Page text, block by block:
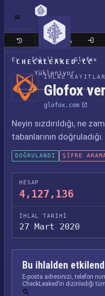
CHECKLEAKED.CC
Yükleniyor
Klasik site
Ev / İhlaller / Glofox
İHLAL
Glofox
glofox.com
Neyin sızdırıldığı, ne
tabanlarının doğruladığı.
DOĞRULANDI ŞIFRE
HESAP
4,127,136
İHLAL TARIHI
27 Mart 2020
Bu ihlalden
E-posta adresinizi, telefon
CheckLeaked’in dizinlediği